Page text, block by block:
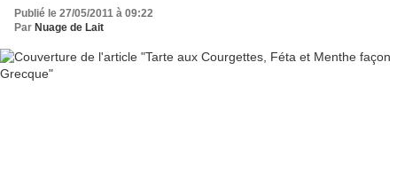
Publié le 27/05/2011 à 09:22
Par Nuage de Lait